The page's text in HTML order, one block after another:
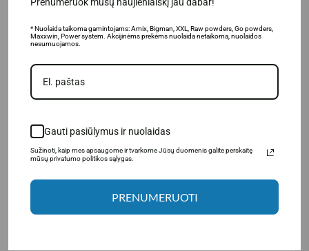
* Nuolaida taikoma gamintojams: Amix, Bigman, XXL, Raw powders, Go powders,
Maxxwin, Power system. Akcijinėms prekėms nuolaida netaikoma, nuolaidos
nesumuojamos.
Gauti pasiūlymus ir nuolaidas
Sužinoti, kaip mes apsaugome ir tvarkome Jūsų duomenis galite perskaitę
mūsų privatumo politikos sąlygas.
PRENUMERUOTI